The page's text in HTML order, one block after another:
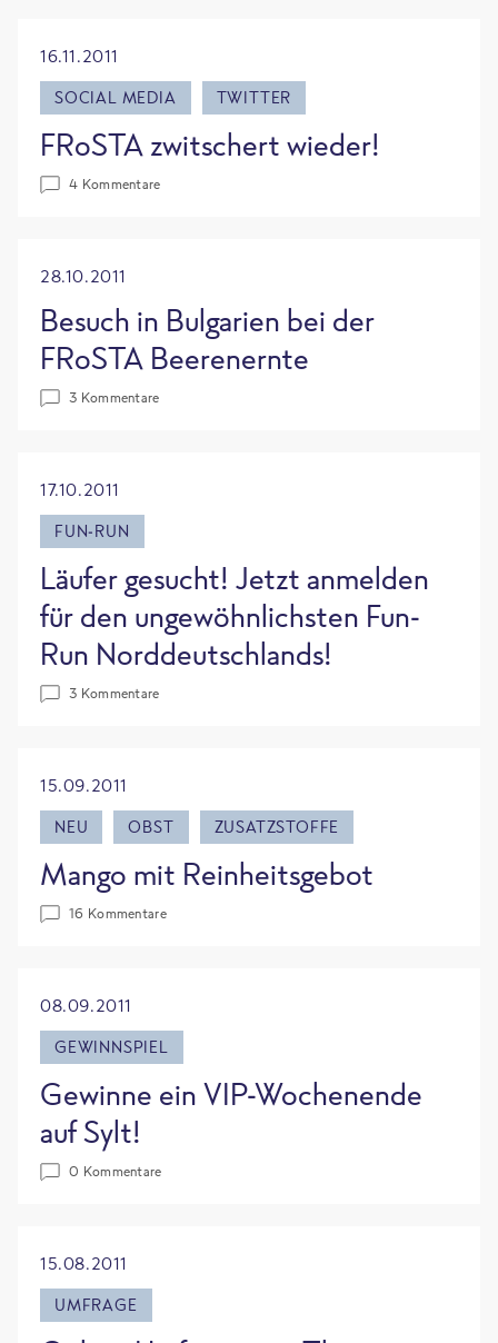
16.11.2011
SOCIAL MEDIA
TWITTER
FRoSTA zwitschert wieder!
4 Kommentare
28.10.2011
Besuch in Bulgarien bei der
FRoSTA Beerenernte
3 Kommentare
17.10.2011
FUN-RUN
Läufer gesucht! Jetzt anmelden
für den ungewöhnlichsten Fun-
Run Norddeutschlands!
3 Kommentare
15.09.2011
NEU
OBST ZUSATZSTOFFE
Mango mit Reinheitsgebot
16 Kommentare
08.09.2011
GEWINNSPIEL
Gewinne ein VIP-Wochenende
auf Sylt!
0 Kommentare
15.08.2011
UMFRAGE